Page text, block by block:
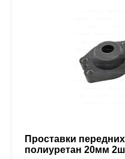
Проставки
полиуретан 20мм